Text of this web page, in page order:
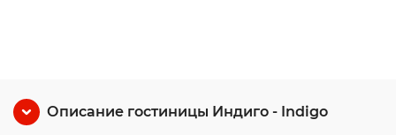
Описание гостиницы Индиго - Indigo